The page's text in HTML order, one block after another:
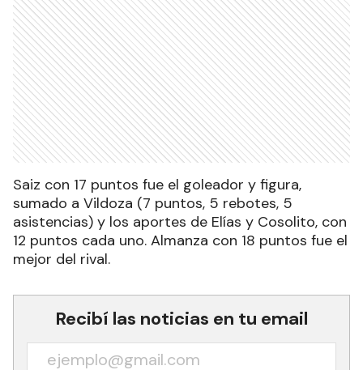
Saiz con 17 puntos fue el goleador y figura,
sumado a Vildoza (7 puntos, 5 rebotes, 5
asistencias) y los aportes de Elías y Cosolito, con
12 puntos cada uno. Almanza con 18 puntos fue el
mejor del rival.
Recibí las noticias en tu email